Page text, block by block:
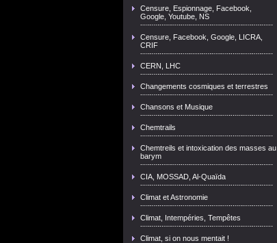
Censure, Espionnage, Facebook,
Google, Youtube, NS
Censure, Facebook, Google, LICRA,
CRIF
CERN, LHC
Changements cosmiques et terrestres
Chansons et Musique
Chemtrails
Chemtreils et intoxication des masses au
barym
CIA, MOSSAD, Al-Quaïda
Climat et Astronomie
Climat, Intempéries, Tempêtes
Climat, si on nous mentait !